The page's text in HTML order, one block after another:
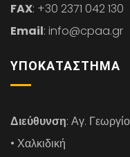
FAX: +30 2371 042 130
Email: info@cpaa.gr
ΥΠΟΚΑΤΆΣΤΗΜΑ
Διεύθυνση: Αγ.
• Χαλκιδική